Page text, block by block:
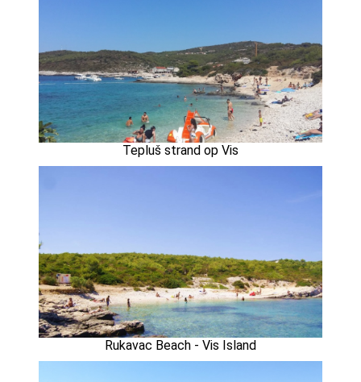
Tepluš strand op Vis
Rukavac Beach - Vis Island